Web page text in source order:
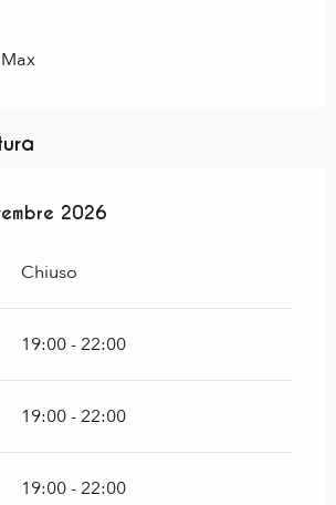
al1 novembre 2026
2026
Chiuso
19:00 - 22:00
19:00 - 22:00
19:00 - 22:00